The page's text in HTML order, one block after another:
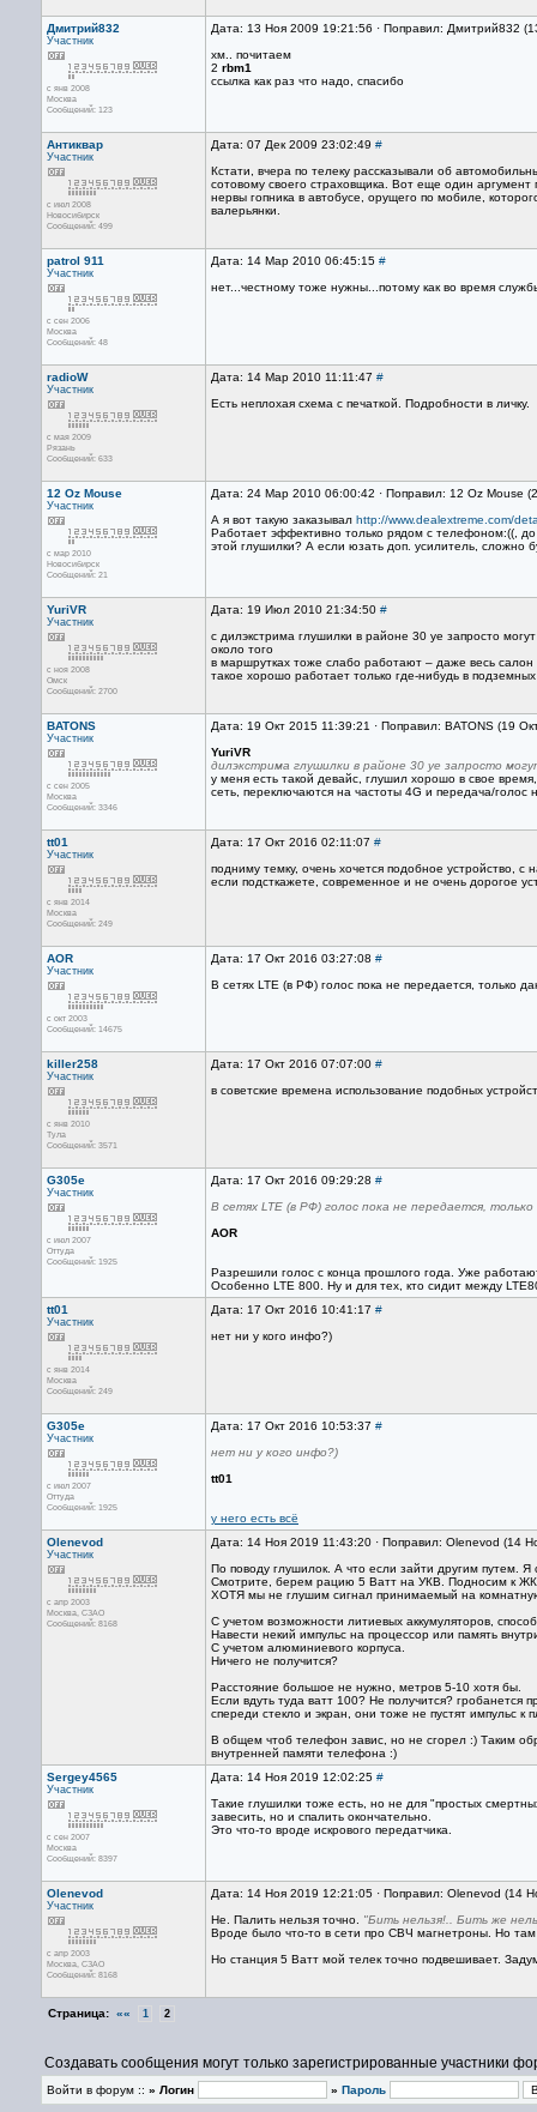
Дмитрий832
Участник
с янв 2008
Москва
Сообщений: 123
Дата: 13 Ноя 2009 19:21:56 · Поправил: Дмитрий832
хм.. почитаем
2 rbm1
ссылка как раз что надо, спасибо
Антиквар
Участник
с июл 2008
Новосибирск
Сообщений: 499
Дата: 07 Дек 2009 23:02:49 #
Кстати, вчера по телеку рассказывали об
сотовому своего страховщика. Вот еще один
нервы гопника в автобусе, орущего по мобиле,
валерьянки.
patrol 911
Участник
с сен 2006
Москва
Сообщений: 48
Дата: 14 Мар 2010 06:45:15 #
нет...честному тоже нужны...потому как во время
radioW
Участник
с мая 2009
Рязань
Сообщений: 633
Дата: 14 Мар 2010 11:11:47 #
Есть неплохая схема с печаткой. Подробности в личку.
12 Oz Mouse
Участник
с мар 2010
Новосибирск
Сообщений: 21
Дата: 24 Мар 2010 06:00:42 · Поправил: 12 Oz Mouse
А я вот такую заказывал http://www.dealextreme.com/
Работает эффективно только рядом с телефоном:((,
этой глушилки? А если юзать доп. усилитель, сложно
YuriVR
Участник
с ноя 2008
Омск
Сообщений: 2700
Дата: 19 Июл 2010 21:34:50 #
с дилэкстрима глушилки в районе 30 уе запросто
около того
в маршрутках тоже слабо работают – даже весь
такое хорошо работает только где-нибудь в
BATONS
Участник
с сен 2005
Москва
Сообщений: 3346
Дата: 19 Окт 2015 11:39:21 · Поправил: BATONS (19
YuriVR
дилэкстрима глушилки в районе 30 уе запросто
у меня есть такой девайс, глушил хорошо в свое
сеть, переключаются на частоты 4G и передача/голос
tt01
Участник
с янв 2014
Москва
Сообщений: 249
Дата: 17 Окт 2016 02:11:07 #
подниму темку, очень хочется подобное устройство,
если подсткажете, современное и не очень дорогое
AOR
Участник
с окт 2003
Сообщений: 14675
Дата: 17 Окт 2016 03:27:08 #
В сетях LTE (в РФ) голос пока не передается, только
killer258
Участник
с янв 2010
Тула
Сообщений: 3571
Дата: 17 Окт 2016 07:07:00 #
в советские времена использование подобных
G305e
Участник
с июл 2007
Оттуда
Сообщений: 1925
Дата: 17 Окт 2016 09:29:28 #
В сетях LTE (в РФ) голос пока не передается,
AOR
Разрешили голос с конца прошлого года. Уже
Особенно LTE 800. Ну и для тех, кто сидит между
tt01
Участник
с янв 2014
Москва
Сообщений: 249
Дата: 17 Окт 2016 10:41:17 #
нет ни у кого инфо?)
G305e
Участник
с июл 2007
Оттуда
Сообщений: 1925
Дата: 17 Окт 2016 10:53:37 #
нет ни у кого инфо?)
tt01
у него есть всё
Olenevod
Участник
с апр 2003
Москва, СЗАО
Сообщений: 8168
Дата: 14 Ноя 2019 11:43:20 · Поправил: Olenevod (14
По поводу глушилок. А что если зайти другим путем.
Смотрите, берем рацию 5 Ватт на УКВ. Подносим к ЖК
ХОТЯ мы не глушим сигнал принимаемый на
С учетом возможности литиевых аккумуляторов,
Навести некий импульс на процессор или память
С учетом алюминиевого корпуса.
Ничего не получится?
Расстояние большое не нужно, метров 5-10 хотя бы.
Если вдуть туда ватт 100? Не получится? гробанется
спереди стекло и экран, они тоже не пустят импульс к
В общем чтоб телефон завис, но не сгорел :) Таким
внутренней памяти телефона :)
Sergey4565
Участник
с сен 2007
Москва
Сообщений: 8397
Дата: 14 Ноя 2019 12:02:25 #
Такие глушилки тоже есть, но не для "простых
завесить, но и спалить окончательно.
Это что-то вроде искрового передатчика.
Olenevod
Участник
с апр 2003
Москва, СЗАО
Сообщений: 8168
Дата: 14 Ноя 2019 12:21:05 · Поправил: Olenevod (14
Не. Палить нельзя точно. "Бить нельзя!.. Бить же
Вроде было что-то в сети про СВЧ магнетроны. Но
Но станция 5 Ватт мой телек точно подвешивает.
Страница: «« 1 2
Создавать сообщения могут только зарегистрированные участники
Войти в форум :: » Логин » Пароль